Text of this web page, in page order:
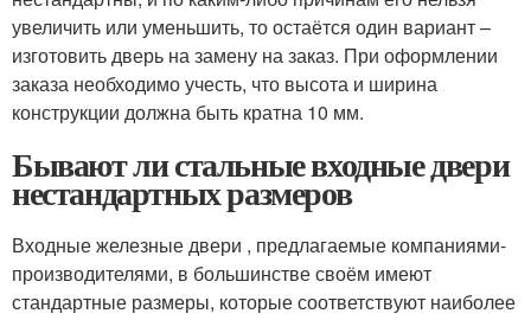
увеличить или уменьшить, то остаётся один вариант –
изготовить дверь на замену на заказ. При оформлении
заказа необходимо учесть, что высота и ширина
конструкции должна быть кратна 10 мм.
Бывают ли стальные входные двери
нестандартных размеров
Входные железные двери , предлагаемые компаниями-
производителями, в большинстве своём имеют
стандартные размеры, которые соответствуют наиболее